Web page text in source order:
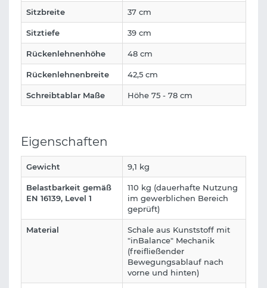
Sitzbreite 37 cm
Sitztiefe 39 cm
Rückenlehnenhöhe 48 cm
Rückenlehnenbreite 42,5 cm
Schreibtablar Maße Höhe 75 - 78 cm
Eigenschaften
Gewicht 9,1 kg
Belastbarkeit gemäß
EN 16139, Level 1
110 kg (dauerhafte Nutzung
im gewerblichen Bereich
geprüft)
Material
Schale aus Kunststoff mit
"inBalance" Mechanik
(freifließender
Bewegungsablauf nach
vorne und hinten)